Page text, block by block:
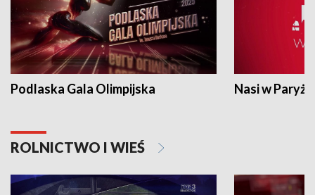
Podlaska Gala Olimpijska Nasi w Paryżu
ROLNICTWO I WIEŚ